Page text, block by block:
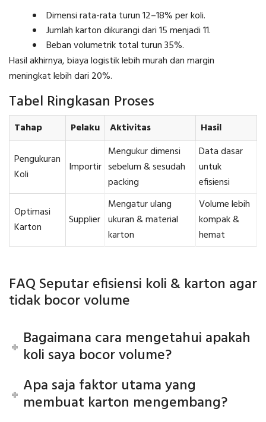
Dimensi rata-rata turun 12–18% per koli.
Jumlah karton dikurangi dari 15 menjadi 11.
Beban volumetrik total turun 35%.
Hasil akhirnya, biaya logistik lebih murah dan margin
meningkat lebih dari 20%.
Tabel Ringkasan Proses
Tahap Pelaku Aktivitas Hasil
Pengukuran
Koli
Importir
Mengukur dimensi
sebelum & sesudah
packing
Data dasar
untuk
efisiensi
Optimasi
Karton
Supplier
Mengatur ulang
ukuran & material
karton
Volume lebih
kompak &
hemat
FAQ Seputar efisiensi koli & karton agar
tidak bocor volume
Bagaimana cara mengetahui apakah
koli saya bocor volume?
Apa saja faktor utama yang
membuat karton mengembang?